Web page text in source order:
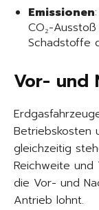
Emissionen
CO₂-
Schadstoffe
Vor- und
Betriebskosten
gleichzeitig
Reichweite und
die Vor- und
Antrieb lohnt.